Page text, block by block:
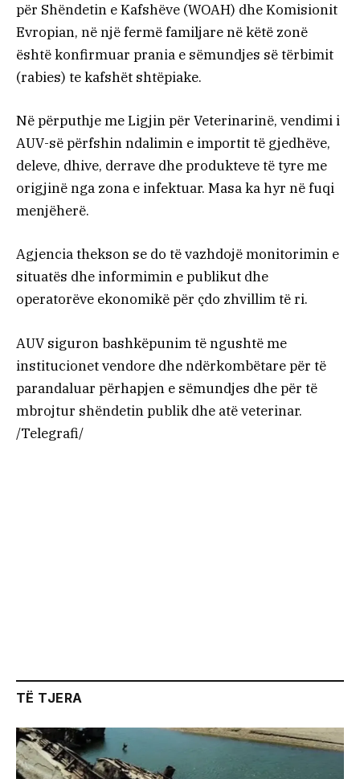
për Shëndetin e Kafshëve (WOAH) dhe Komisionit
Evropian, në një fermë familjare në këtë zonë
është konfirmuar prania e sëmundjes së tërbimit
(rabies) te kafshët shtëpiake.
Në përputhje me Ligjin për Veterinarinë, vendimi i
AUV-së përfshin ndalimin e importit të gjedhëve,
deleve, dhive, derrave dhe produkteve të tyre me
origjinë nga zona e infektuar. Masa ka hyr në fuqi
menjëherë.
Agjencia thekson se do të vazhdojë monitorimin e
situatës dhe informimin e publikut dhe
operatorëve ekonomikë për çdo zhvillim të ri.
AUV siguron bashkëpunim të ngushtë me
institucionet vendore dhe ndërkombëtare për të
parandaluar përhapjen e sëmundjes dhe për të
mbrojtur shëndetin publik dhe atë veterinar.
/Telegrafi/
TË TJERA